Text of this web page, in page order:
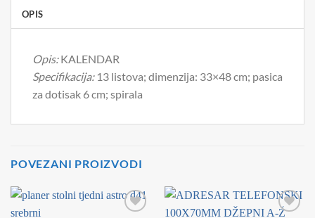
OPIS
Opis:KALENDAR
Specifikacija:13 listova; dimenzija: 33×48 cm; pasica
za dotisak 6 cm; spirala
POVEZANI PROIZVODI